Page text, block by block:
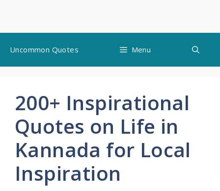
content
Uncommon Quotes Menu
200+ Inspirational
Quotes on Life in
Kannada for Local
Inspiration